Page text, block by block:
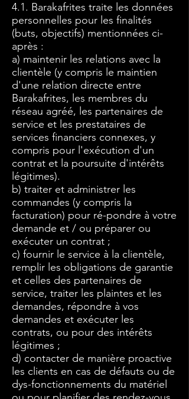
4.1. Barakafrites traite les données
personnelles pour les finalités
(buts, objectifs) mentionnées ci-
après :
a) maintenir les relations avec la
clientèle (y compris le maintien
d'une relation directe entre
Barakafrites, les membres du
réseau agréé, les partenaires de
service et les prestataires de
services financiers connexes, y
compris pour l'exécution d'un
contrat et la poursuite d'intérêts
légitimes).
b) traiter et administrer les
commandes (y compris la
facturation) pour ré-pondre à votre
demande et / ou préparer ou
exécuter un contrat ;
c) fournir le service à la clientèle,
remplir les obligations de garantie
et celles des partenaires de
service, traiter les plaintes et les
demandes, répondre à vos
demandes et exécuter les
contrats, ou pour des intérêts
légitimes ;
d) contacter de manière proactive
les clients en cas de défauts ou de
dys-fonctionnements du matériel